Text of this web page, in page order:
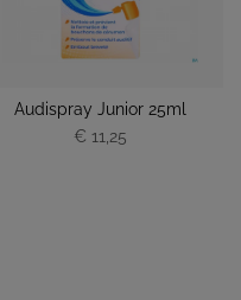
Audispray Junior 25ml
€ 11,25